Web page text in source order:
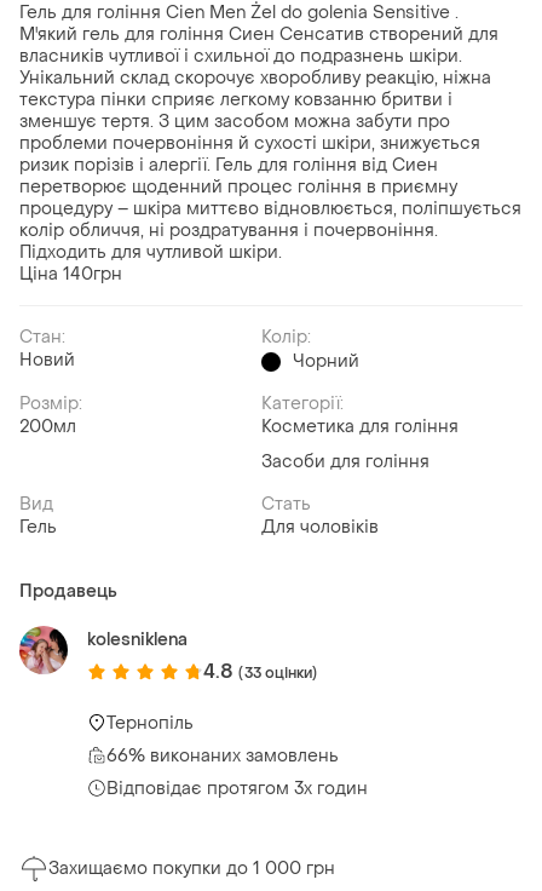
Гель для гоління Cien Men Żel do golenia Sensitive .
М'який гель для гоління Сиен Сенсатив створений для
власників чутливої і схильної до подразнень шкіри.
Унікальний склад скорочує хворобливу реакцію, ніжна
текстура пінки сприяє легкому ковзанню бритви і
зменшує тертя. З цим засобом можна забути про
проблеми почервоніння й сухості шкіри, знижується
ризик порізів і алергії. Гель для гоління від Сиен
перетворює щоденний процес гоління в приємну
процедуру – шкіра миттєво відновлюється, поліпшується
колір обличчя, ні роздратування і почервоніння.
Підходить для чутливой шкіри.
Ціна 140грн
Стан:
Новий
Колір:
Чорний
Розмір:
200мл
Категорії:
Косметика для гоління
Засоби для гоління
Вид
Гель
Стать
Для чоловіків
Продавець
kolesniklena
4.8 (33 оцінки)
Тернопіль
66% виконаних замовлень
Відповідає протягом 3х годин
Захищаємо покупки до 1 000 грн